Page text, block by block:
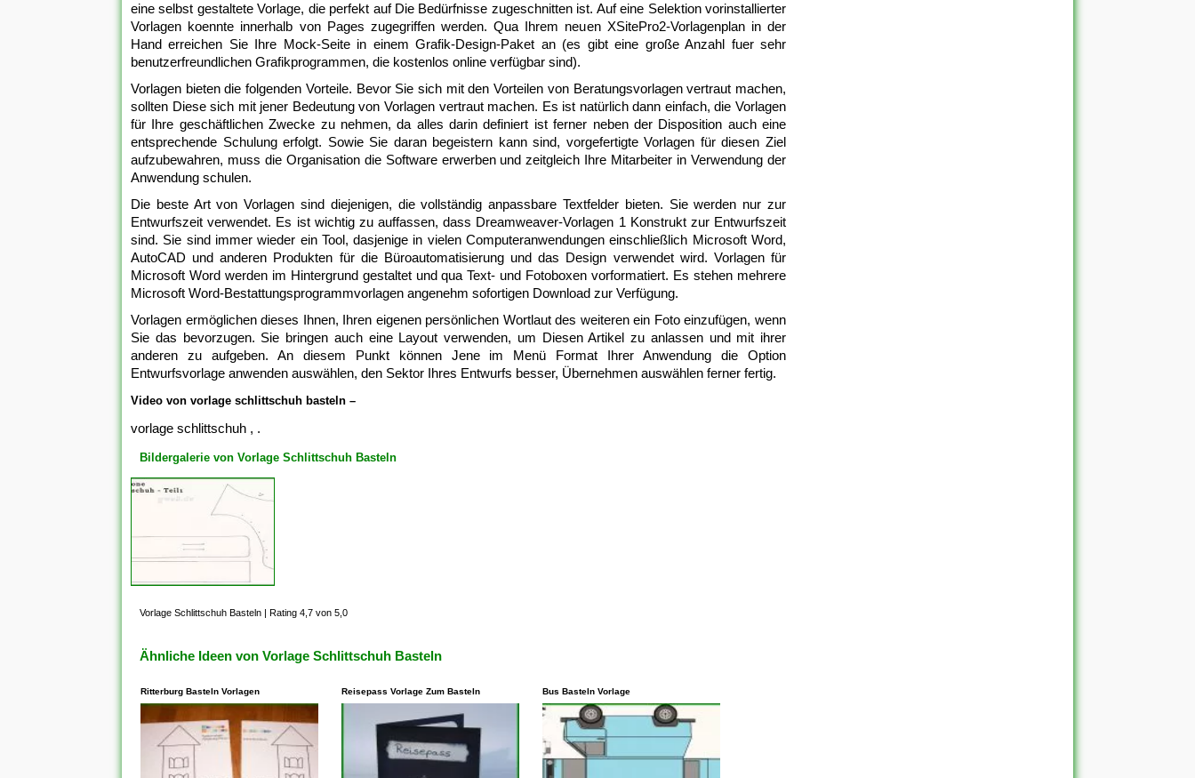
eine selbst gestaltete Vorlage, die perfekt auf Die Bedürfnisse zugeschnitten ist. Auf eine Selektion vorinstallierter
Vorlagen koennte innerhalb von Pages zugegriffen werden. Qua Ihrem neuen XSitePro2-Vorlagenplan in der
Hand erreichen Sie Ihre Mock-Seite in einem Grafik-Design-Paket an (es gibt eine große Anzahl fuer sehr
benutzerfreundlichen Grafikprogrammen, die kostenlos online verfügbar sind).
Vorlagen bieten die folgenden Vorteile. Bevor Sie sich mit den Vorteilen von Beratungsvorlagen vertraut machen,
sollten Diese sich mit jener Bedeutung von Vorlagen vertraut machen. Es ist natürlich dann einfach, die Vorlagen
für Ihre geschäftlichen Zwecke zu nehmen, da alles darin definiert ist ferner neben der Disposition auch eine
entsprechende Schulung erfolgt. Sowie Sie daran begeistern kann sind, vorgefertigte Vorlagen für diesen Ziel
aufzubewahren, muss die Organisation die Software erwerben und zeitgleich Ihre Mitarbeiter in Verwendung der
Anwendung schulen.
Die beste Art von Vorlagen sind diejenigen, die vollständig anpassbare Textfelder bieten. Sie werden nur zur
Entwurfszeit verwendet. Es ist wichtig zu auffassen, dass Dreamweaver-Vorlagen 1 Konstrukt zur Entwurfszeit
sind. Sie sind immer wieder ein Tool, dasjenige in vielen Computeranwendungen einschließlich Microsoft Word,
AutoCAD und anderen Produkten für die Büroautomatisierung und das Design verwendet wird. Vorlagen für
Microsoft Word werden im Hintergrund gestaltet und qua Text- und Fotoboxen vorformatiert. Es stehen mehrere
Microsoft Word-Bestattungsprogrammvorlagen angenehm sofortigen Download zur Verfügung.
Vorlagen ermöglichen dieses Ihnen, Ihren eigenen persönlichen Wortlaut des weiteren ein Foto einzufügen, wenn
Sie das bevorzugen. Sie bringen auch eine Layout verwenden, um Diesen Artikel zu anlassen und mit ihrer
anderen zu aufgeben. An diesem Punkt können Jene im Menü Format Ihrer Anwendung die Option
Entwurfsvorlage anwenden auswählen, den Sektor Ihres Entwurfs besser, Übernehmen auswählen ferner fertig.
Video von vorlage schlittschuh basteln –
vorlage schlittschuh , .
Bildergalerie von Vorlage Schlittschuh Basteln
Vorlage Schlittschuh Basteln | Rating 4,7 von 5,0
Ähnliche Ideen von Vorlage Schlittschuh Basteln
Ritterburg Basteln Vorlagen Reisepass Vorlage Zum Basteln Bus Basteln Vorlage